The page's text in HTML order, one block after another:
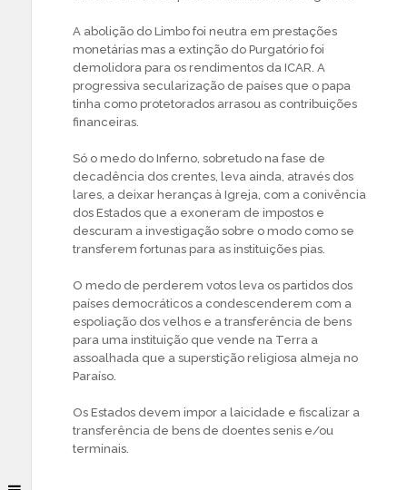
A abolição do Limbo foi neutra em prestações
monetárias mas a extinção do Purgatório foi
demolidora para os rendimentos da ICAR. A
progressiva secularização de países que o papa
tinha como protetorados arrasou as contribuições
financeiras.
Só o medo do Inferno, sobretudo na fase de
decadência dos crentes, leva ainda, através dos
lares, a deixar heranças à Igreja, com a conivência
dos Estados que a exoneram de impostos e
descuram a investigação sobre o modo como se
transferem fortunas para as instituições pias.
O medo de perderem votos leva os partidos dos
países democráticos a condescenderem com a
espoliação dos velhos e a transferência de bens
para uma instituição que vende na Terra a
assoalhada que a superstição religiosa almeja no
Paraíso.
Os Estados devem impor a laicidade e fiscalizar a
transferência de bens de doentes senis e/ou
terminais.